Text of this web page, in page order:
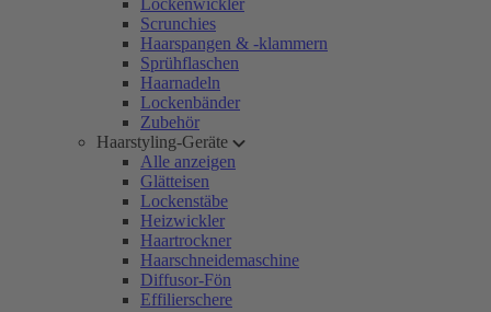
Lockenwickler
Scrunchies
Haarspangen & -klammern
Sprühflaschen
Haarnadeln
Lockenbänder
Zubehör
Haarstyling-Geräte
Alle anzeigen
Glätteisen
Lockenstäbe
Heizwickler
Haartrockner
Haarschneidemaschine
Diffusor-Fön
Effilierschere